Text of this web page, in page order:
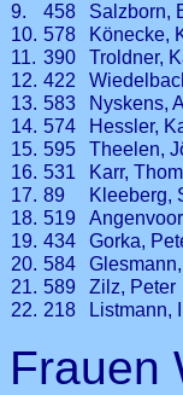
9.
458 Salzborn,
10. 578 Könecke,
11. 390 Troldner,
12. 422
13. 583 Nyskens,
14. 574 Hessler,
15. 595 Theelen,
16. 531 Karr,
17. 89 Kleeberg,
18. 519
19. 434 Gorka,
20. 584
21. 589 Zilz, Peter
22. 218 Listmann,
Frauen